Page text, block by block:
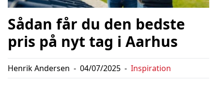
Sådan får du den bedste
pris på nyt tag i Aarhus
Henrik Andersen - 04/07/2025 - Inspiration